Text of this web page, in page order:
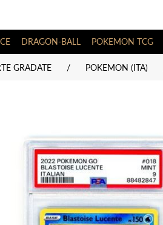
DRAGON-BALL POKEMON TCG
GRADATE / POKEMON (ITA)